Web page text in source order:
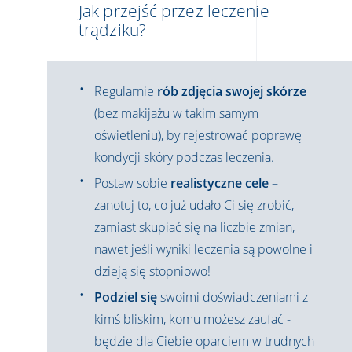
Jak przejść przez leczenie
trądziku?
Regularnie rób zdjęcia swojej skórze
(bez makijażu w takim samym
oświetleniu), by rejestrować poprawę
kondycji skóry podczas leczenia.
Postaw sobie realistyczne cele–
zanotuj to, co już udało Ci się zrobić,
zamiast skupiać się na liczbie zmian,
nawet jeśli wyniki leczenia są powolne i
dzieją się stopniowo!
Podziel sięswoimi doświadczeniami z
kimś bliskim, komu możesz zaufać -
będzie dla Ciebie oparciem w trudnych